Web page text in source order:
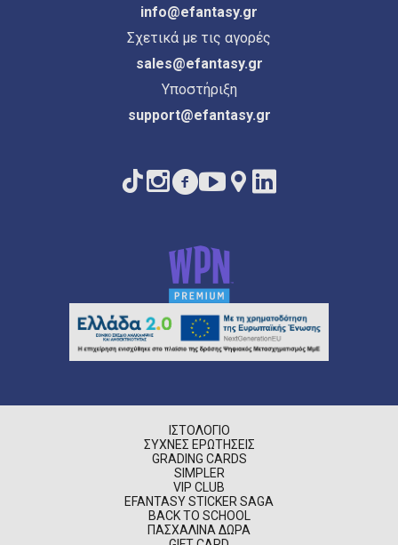
info@efantasy.gr
Σχετικά με τις αγορές
sales@efantasy.gr
Υποστήριξη
support@efantasy.gr
ΙΣΤΟΛΌΓΙΟ
ΣΥΧΝΈΣ ΕΡΩΤΉΣΕΙΣ
GRADING CARDS
SIMPLER
VIP CLUB
EFANTASY STICKER SAGA
BACK TO SCHOOL
ΠΑΣΧΑΛΙΝΆ ΔΏΡΑ